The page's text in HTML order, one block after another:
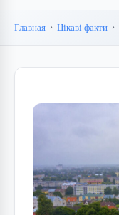
Главная Цікаві факти